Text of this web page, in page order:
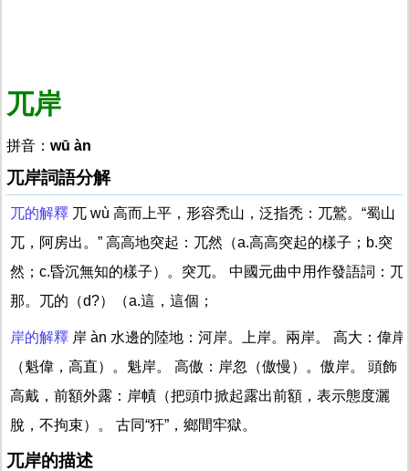
兀岸
拼音： wū àn
兀岸詞語分解
兀的解釋 兀 wù 高而上平，形容禿山，泛指禿：兀鷲。“蜀山
兀，阿房出。” 高高地突起：兀然（a.高高突起的樣子；b.突
然；c.昏沉無知的樣子）。突兀。 中國元曲中用作發語詞：兀
那。兀的（d?）（a.這，這個；
岸的解釋 岸 àn 水邊的陸地：河岸。上岸。兩岸。 高大：偉岸
（魁偉，高直）。魁岸。 高傲：岸忽（傲慢）。傲岸。 頭飾
高戴，前額外露：岸幘（把頭巾掀起露出前額，表示態度灑
脫，不拘束）。 古同“犴”，鄉間牢獄。
兀岸的描述